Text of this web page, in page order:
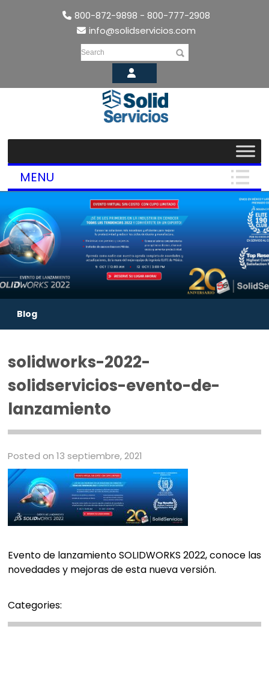
800-872-9898 - 800-777-2908
info@solidservicios.com
Search
MENU
Blog
solidworks-2022-
solidservicios-evento-de-
lanzamiento
Posted on 13 septiembre, 2021
Evento de lanzamiento SOLIDWORKS 2022, conoce las
novedades y mejoras de esta nueva versión.
Categories: